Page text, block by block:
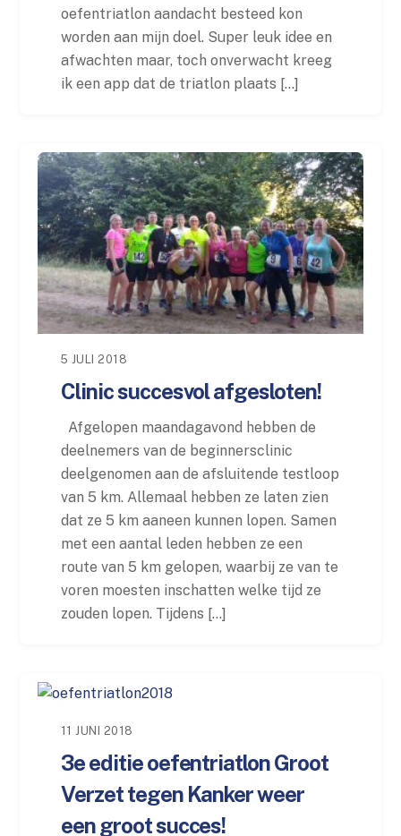
oefentriatlon aandacht besteed kon
worden aan mijn doel. Super leuk idee en
afwachten maar, toch onverwacht kreeg
ik een app dat de triatlon plaats […]
5 JULI 2018
Clinic succesvol afgesloten!
Afgelopen maandagavond hebben de
deelnemers van de beginnersclinic
deelgenomen aan de afsluitende testloop
van 5 km. Allemaal hebben ze laten zien
dat ze 5 km aaneen kunnen lopen. Samen
met een aantal leden hebben ze een
route van 5 km gelopen, waarbij ze van te
voren moesten inschatten welke tijd ze
zouden lopen. Tijdens […]
11 JUNI 2018
3e editie oefentriatlon Groot
Verzet tegen Kanker weer
een groot succes!